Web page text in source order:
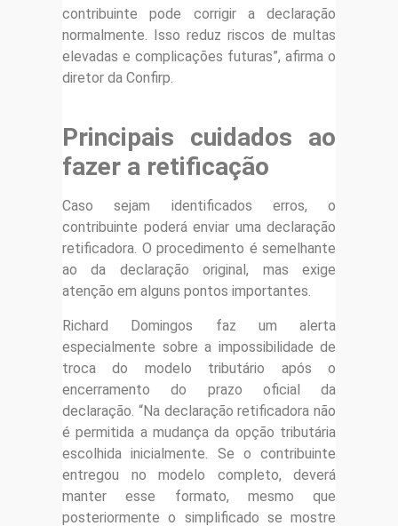
contribuinte pode corrigir a declaração
normalmente. Isso reduz riscos de multas
elevadas e complicações futuras”, afirma o
diretor da Confirp.
Principais cuidados ao
fazer a retificação
Caso sejam identificados erros, o
contribuinte poderá enviar uma declaração
retificadora. O procedimento é semelhante
ao da declaração original, mas exige
atenção em alguns pontos importantes.
Richard Domingos faz um alerta
especialmente sobre a impossibilidade de
troca do modelo tributário após o
encerramento do prazo oficial da
declaração. “Na declaração retificadora não
é permitida a mudança da opção tributária
escolhida inicialmente. Se o contribuinte
entregou no modelo completo, deverá
manter esse formato, mesmo que
posteriormente o simplificado se mostre